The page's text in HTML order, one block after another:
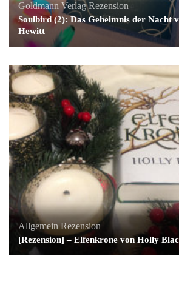
Goldmann Verlag Rezension
Soulbird (2): Das Geheimnis der Nacht
Hewitt
Allgemein Rezension
[Rezension] – Elfenkrone von Holly